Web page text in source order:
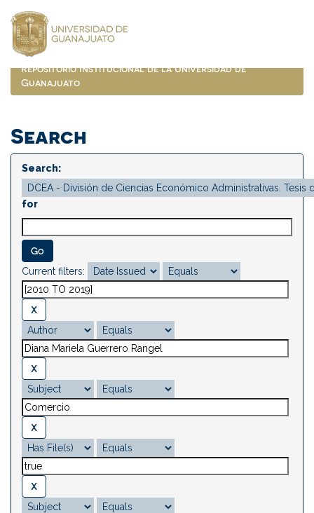
navigation
Repositorio Institucional de la Universidad de
Guanajuato
Search
Search:
for
Current filters: